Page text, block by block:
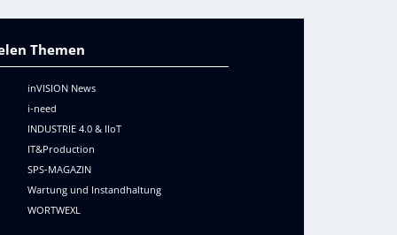
Themen
inVISION News
i-need
INDUSTRIE 4.0 & IIoT
IT&Production
SPS-MAGAZIN
Wartung und Instandhaltung
WORTWEXL